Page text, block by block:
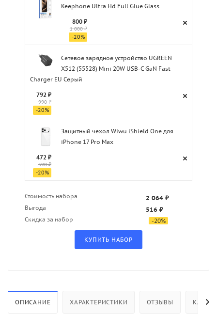
Keephone Ultra Hd Full Glue Glass
800 ₽
1 000 ₽
-20%
Сетевое зарядное устройство UGREEN
X512 (55528) Mini 20W USB-C GaN Fast
Charger EU Серый
792 ₽
990 ₽
-20%
Защитный чехол Wiwu iShield One для
iPhone 17 Pro Max
472 ₽
590 ₽
-20%
Стоимость набора 2 064 ₽
Выгода 516 ₽
Скидка за набор -20%
ОПИСАНИЕ ХАРАКТЕРИСТИКИ ОТЗЫВЫ КАК